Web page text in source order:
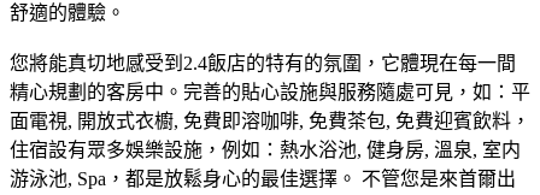
舒適的體驗。
您將能真切地感受到2.4飯店的特有的氛圍，它體現在每一間
精心規劃的客房中。完善的貼心設施與服務隨處可見，如：平
面電視, 開放式衣櫥, 免費即溶咖啡, 免費茶包, 免費迎賓飲料，
住宿設有眾多娛樂設施，例如：熱水浴池, 健身房, 溫泉, 室内
游泳池, Spa，都是放鬆身心的最佳選擇。 不管您是來首爾出